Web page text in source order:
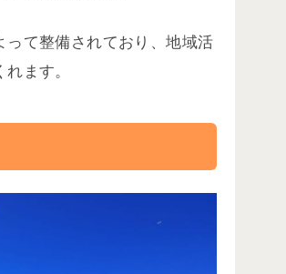
って整備されており、地域活
ます。